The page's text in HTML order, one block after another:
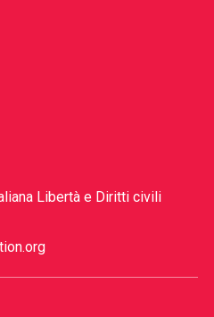
Libertà e Diritti civili